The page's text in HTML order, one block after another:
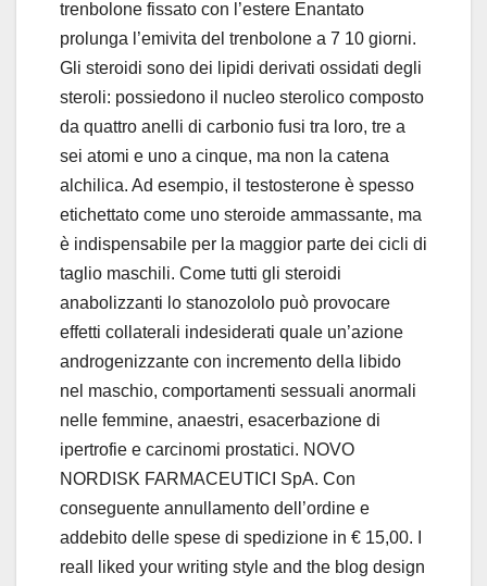
trenbolone fissato con l’estere Enantato
prolunga l’emivita del trenbolone a 7 10 giorni.
Gli steroidi sono dei lipidi derivati ossidati degli
steroli: possiedono il nucleo sterolico composto
da quattro anelli di carbonio fusi tra loro, tre a
sei atomi e uno a cinque, ma non la catena
alchilica. Ad esempio, il testosterone è spesso
etichettato come uno steroide ammassante, ma
è indispensabile per la maggior parte dei cicli di
taglio maschili. Come tutti gli steroidi
anabolizzanti lo stanozololo può provocare
effetti collaterali indesiderati quale un’azione
androgenizzante con incremento della libido
nel maschio, comportamenti sessuali anormali
nelle femmine, anaestri, esacerbazione di
ipertrofie e carcinomi prostatici. NOVO
NORDISK FARMACEUTICI SpA. Con
conseguente annullamento dell’ordine e
addebito delle spese di spedizione in € 15,00. I
reall liked your writing style and the blog design